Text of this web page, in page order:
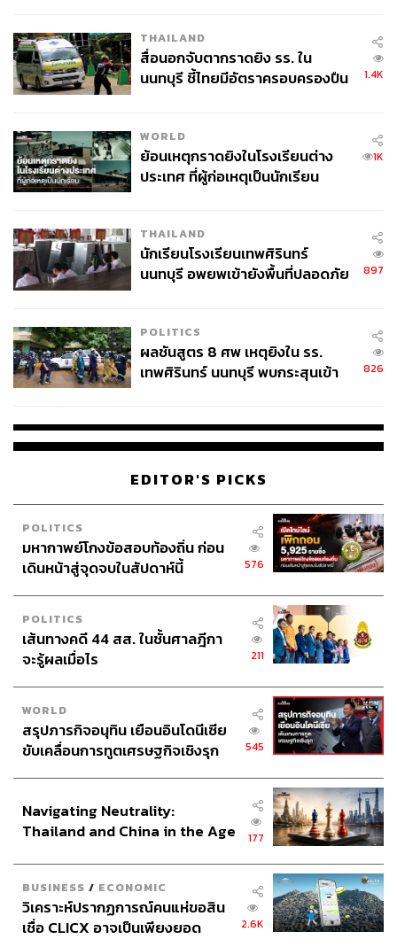
THAILAND
สื่อนอกจับตากราดยิง รร. ใน
นนทบุรี ชี้ไทยมีอัตราครอบครองปืน
1.4K
WORLD
ย้อนเหตุกราดยิงในโรงเรียนต่าง
ประเทศ ที่ผู้ก่อเหตุเป็นนักเรียน
1K
THAILAND
นักเรียนโรงเรียนเทพศิรินทร์
นนทบุรี อพยพเข้ายังพื้นที่ปลอดภัย
897
POLITICS
ผลชันสูตร 8 ศพ เหตุยิงใน รร.
เทพศิรินทร์ นนทบุรี พบกระสุนเข้า
826
EDITOR'S PICKS
POLITICS
มหากาพย์โกงข้อสอบท้องถิ่น ก่อน
เดินหน้าสู่จุดจบในสัปดาห์นี้
576
POLITICS
เส้นทางคดี 44 สส. ในชั้นศาลฎีกา
จะรู้ผลเมื่อไร
211
WORLD
สรุปภารกิจอนุทิน เยือนอินโดนีเซีย
ขับเคลื่อนการทูตเศรษฐกิจเชิงรุก
545
Navigating Neutrality:
Thailand and China in the Age
177
BUSINESS / ECONOMIC
วิเคราะห์ปรากฏการณ์คนแห่ขอสิน
เชื่อ CLICX อาจเป็นเพียงยอด
2.6K